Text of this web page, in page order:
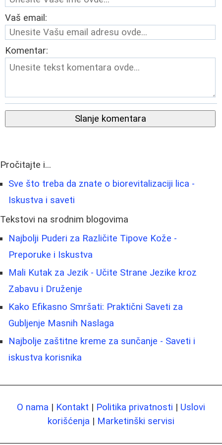
Vaš email:
Komentar:
Slanje komentara
Pročitajte i...
Sve što treba da znate o biorevitalizaciji lica -
Iskustva i saveti
Tekstovi na srodnim blogovima
Najbolji Puderi za Različite Tipove Kože -
Preporuke i Iskustva
Mali Kutak za Jezik - Učite Strane Jezike kroz
Zabavu i Druženje
Kako Efikasno Smršati: Praktični Saveti za
Gubljenje Masnih Naslaga
Najbolje zaštitne kreme za sunčanje - Saveti i
iskustva korisnika
O nama | Kontakt | Politika privatnosti | Uslovi
korišćenja | Marketinški servisi